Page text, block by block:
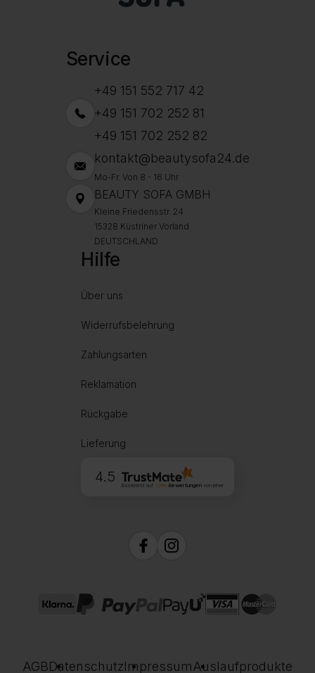
Service
+49 151 552 717 42
+49 151 702 252 81
+49 151 702 252 82
kontakt@beautysofa24.de
Mo-Fr. Von 8 - 16 Uhr
BEAUTY SOFA GMBH
Kleine Friedensstr. 24
15328 Küstriner Vorland
DEUTSCHLAND
Hilfe
Über uns
Widerrufsbelehrung
Zahlungsarten
Reklamation
Rückgabe
Lieferung
4.5
Basierend auf 1999Bewertungen von jeher
AGBDatenschutzImpressumAuslaufprodukte